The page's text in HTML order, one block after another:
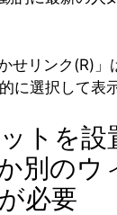
せリンク(R)
に選択して表
トを設
別のウ
必要